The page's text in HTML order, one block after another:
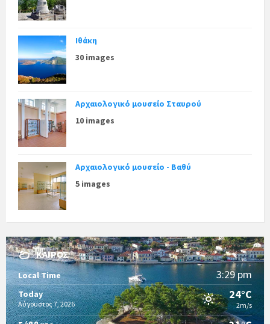
Ιθάκη
30 images
Αρχαιολογικό μουσείο Σταυρού
10 images
Αρχαιολογικό μουσείο - Βαθύ
5 images
ΚΑΙΡΌΣ
Local Time 3:29 pm
Today
Αύγουστος 7, 2026
24°C
2m/s